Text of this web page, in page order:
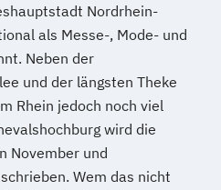
Nordrhein-
als Messe-, Mode- und
Neben der
und der längsten Theke
Rhein jedoch noch viel
wird die
November und
Wem das nicht